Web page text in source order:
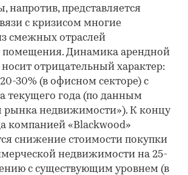
напротив, представляется
с кризисом многие
смежных отраслей
помещения. Динамика арендной
отрицательный характер:
30% (в офисном секторе) с
текущего года (по данным
рынка недвижимости»). К концу
компанией «Blackwood»
снижение стоимости покупки
недвижимости на 25-
с существующим уровнем (в